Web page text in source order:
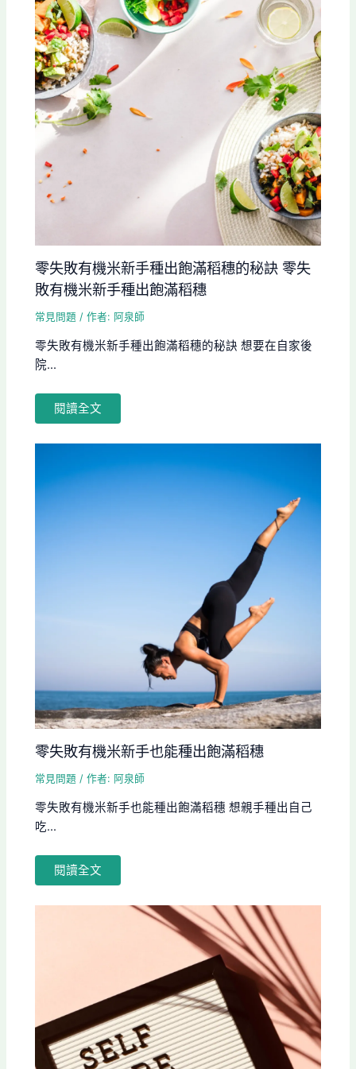
零失敗有機米新手種出飽滿稻穗的秘訣 零失
敗有機米新手種出飽滿稻穗
常見問題 / 作者: 阿泉師
零失敗有機米新手種出飽滿稻穗的秘訣 想要在自家後
院...
閱讀全文
零失敗有機米新手也能種出飽滿稻穗
常見問題 / 作者: 阿泉師
零失敗有機米新手也能種出飽滿稻穗 想親手種出自己
吃...
閱讀全文